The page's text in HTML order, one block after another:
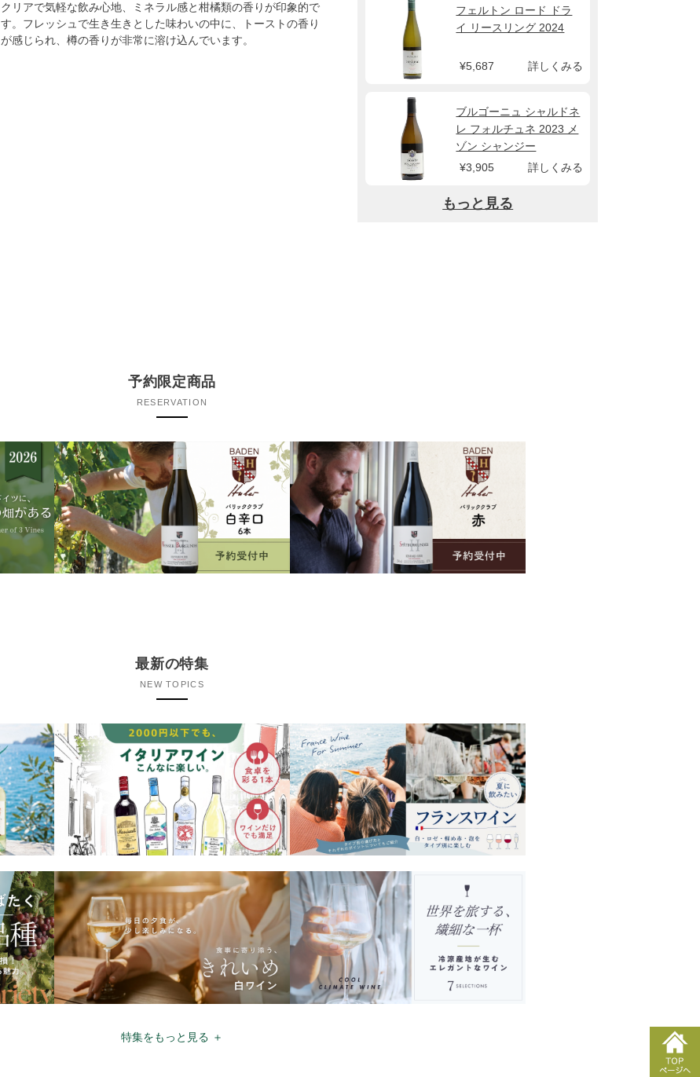
クリアで気軽な飲み心地、ミネラル感と柑橘類の香りが印象的で
す。フレッシュで生き生きとした味わいの中に、トーストの香り
が感じられ、樽の香りが非常に溶け込んでいます。
フェルトン ロード ドラ
イ リースリング 2024
¥5,687 詳しくみる
ブルゴーニュ シャルドネ
レ フォルチュネ 2023 メ
ゾン シャンジー
¥3,905
詳しくみる
もっと見る
予約限定商品
RESERVATION
最新の特集
NEW TOPICS
特集をもっと見る ＋